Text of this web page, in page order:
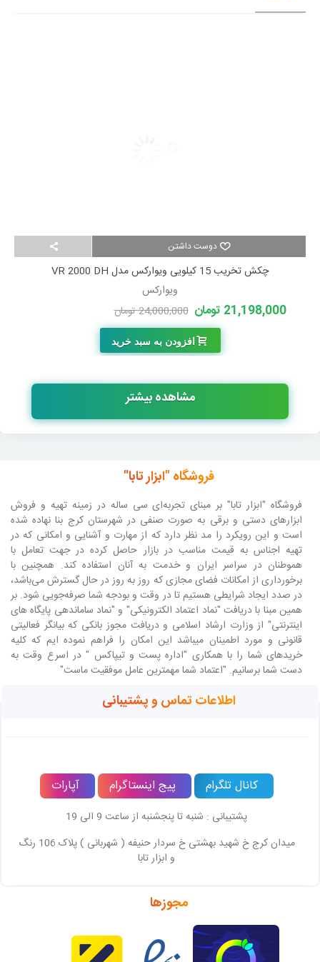
دوست داشتن
چکش تخریب 15 کیلویی ویوارکس مدل VR 2000 DH
ویوارکس
21,198,000 تومان 24,000,000 تومان
افزودن به سبد خرید
مشاهده بیشتر
فروشگاه "ابزار تابا"
فروشگاه "ابزار تابا"بر مبنای تجربه‌ای سی ساله در زمینه تهیه و فروش
ابزارهای دستی و برقی به صورت صنفی در شهرستان کرج بنا نهاده شده
است و این رویکرد را مد نظر دارد که از مهارت و آشنایی و امکانی که در
تهیه اجناس به قیمت مناسب در بازار حاصل کرده در جهت تعامل با
هموطنان در سراسر ایران و خدمت به آنان استفاده کند. همچنین با
برخورداری از امکانات فضای مجازی که روز به روز در حال گسترش می‌باشد،
در صدد ایجاد شرایطی هستیم تا در وقت و بودجه شما صرفه‌جویی شود. بر
همین مبنا با دریافت "نماد اعتماد الکترونیکی" و "نماد ساماندهی پایگاه های
اینترنتی" از وزارت ارشاد اسلامی و دریافت مجوز بانکی که بیانگر فعالیتی
قانونی و مورد اطمینان میباشد این امکان را فراهم نموده ایم که کلیه
خریدهای شما را با همکاری "اداره پست و تیپاکس " در اسرع وقت به
دست شما برسانیم. "اعتماد شما مهمترین عامل موفقیت ماست"
اطلاعات تماس و پشتیبانی
کانال تلگرام پیج اینستاگرام آپارات
پشتیبانی : شنبه تا پنجشنبه از ساعت 9 الی 19
میدان کرج خ شهید بهشتی خ سردار حنیفه ( شهربانی ) پلاک 106 رنگ
و ابزار تابا
مجوزها